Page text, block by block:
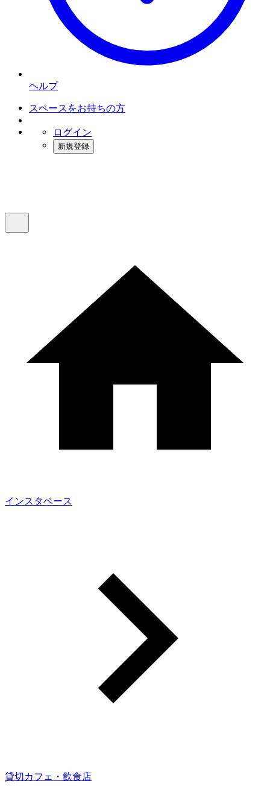
ヘルプ
スペースをお持ちの方
ログイン
新規登録
インスタベース
貸切カフェ・飲食店